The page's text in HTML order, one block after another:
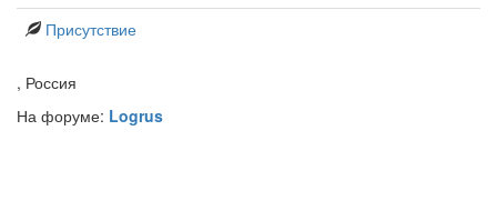
Присутствие
, Россия
На форуме: Logrus